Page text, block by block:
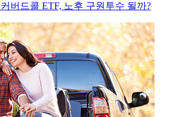
버드콜 ETF, 노후 구원투수 될까?